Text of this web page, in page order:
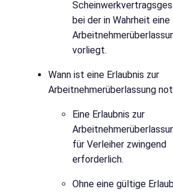
bei der in Wahrheit eine
vorliegt.
Wann ist eine Erlaubnis zur
Arbeitnehmerüberlassung
Eine Erlaubnis zur
für Verleiher zwingend
erforderlich.
Ohne eine gültige